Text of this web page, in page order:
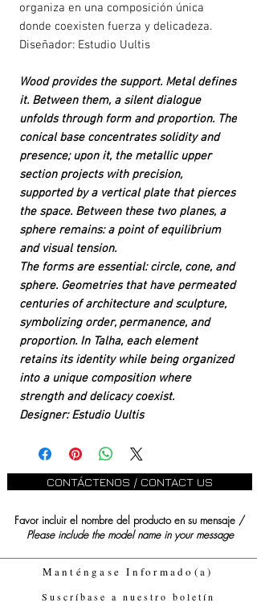
organiza en una composición única
donde coexisten fuerza y ​​delicadeza.
Diseñador: Estudio Uultis
Wood provides the support. Metal defines
it. Between them, a silent dialogue
unfolds through form and proportion. The
conical base concentrates solidity and
presence; upon it, the metallic upper
section projects with precision,
supported by a vertical plate that pierces
the space. Between these two planes, a
sphere remains: a point of equilibrium
and visual tension.
The forms are essential: circle, cone, and
sphere. Geometries that have permeated
centuries of architecture and sculpture,
symbolizing order, permanence, and
proportion. In Talha, each element
retains its identity while being organized
into a unique composition where
strength and delicacy coexist.
Designer: Estudio Uultis
CONTÁCTENOS / CONTACT US
Favor incluir el nombre del producto en su mensaje /
Please include the model name in your message
Manténgase Informado(a)
Suscríbase a nuestro boletín